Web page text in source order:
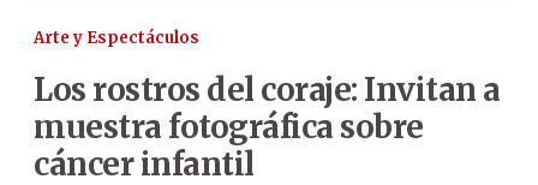
Arte y Espectáculos
Los rostros del coraje: Invitan a
muestra fotográfica sobre
cáncer infantil